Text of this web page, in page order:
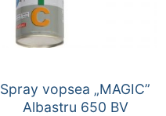
Spray vopsea „MAGIC”
Albastru 650 BV